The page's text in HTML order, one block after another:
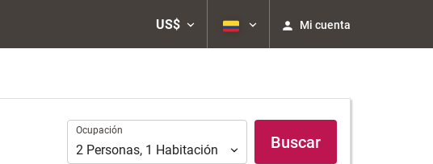
US$ Mi cuenta
Ocupación
Ocupación
2 Personas, 1 Habitación Buscar